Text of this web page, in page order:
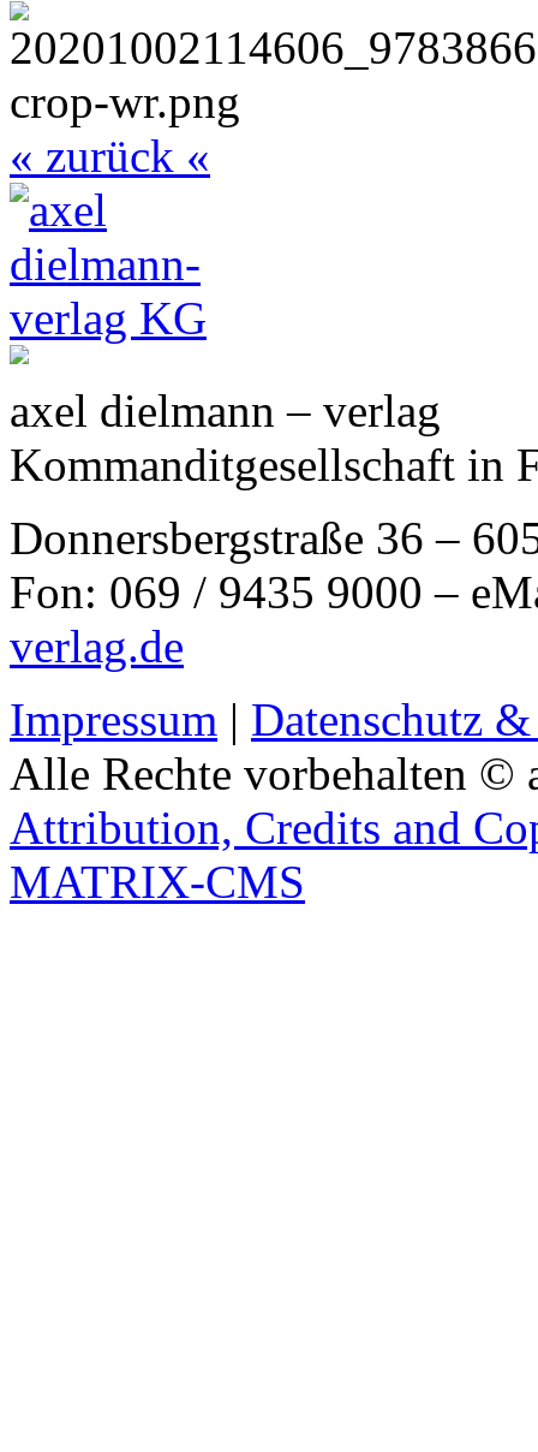
« zurück «
axel dielmann – verlag
Kommanditgesellschaft in
Donnersbergstraße 36 –
Fon: 069 / 9435 9000 –
verlag.de
Impressum | Datenschutz
Alle Rechte vorbehalten ©
Attribution, Credits and
MATRIX-CMS